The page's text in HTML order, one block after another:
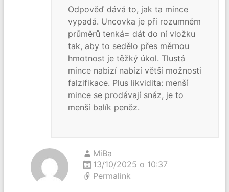
Odpověď dává to, jak ta mince
vypadá. Uncovka je při rozumném
průměrů tenká= dát do ní vložku
tak, aby to sedělo přes měrnou
hmotnost je těžký úkol. Tlustá
mince nabizí nabízí větší možnosti
falzifikace. Plus likvidita: menší
mince se prodávají snáz, je to
menší balík peněz.
MiBa
13/10/2025 o 10:37
Permalink